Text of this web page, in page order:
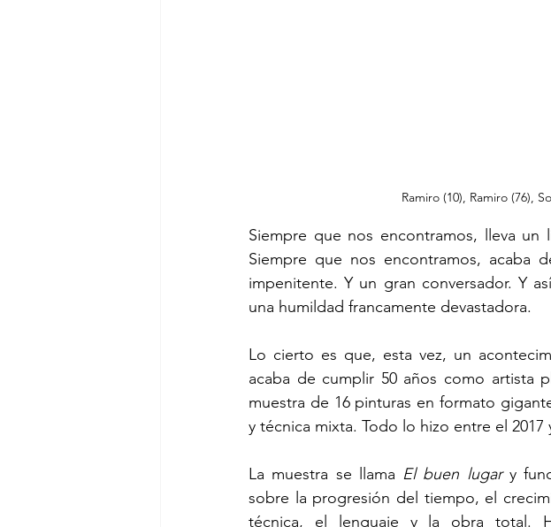
Ramiro (10), Ramiro (76),
Siempre que nos encontramos, lleva
Siempre que nos encontramos, acaba
impenitente. Y un gran conversador. Y
una humildad francamente devastadora.
Lo cierto es que, esta vez, un
acaba de cumplir 50 años como artista
muestra de 16 pinturas en formato
y técnica mixta. Todo lo hizo entre el 2017
La muestra se llama El buen lugar y
sobre la progresión del tiempo, el
técnica, el lenguaje y la obra total.